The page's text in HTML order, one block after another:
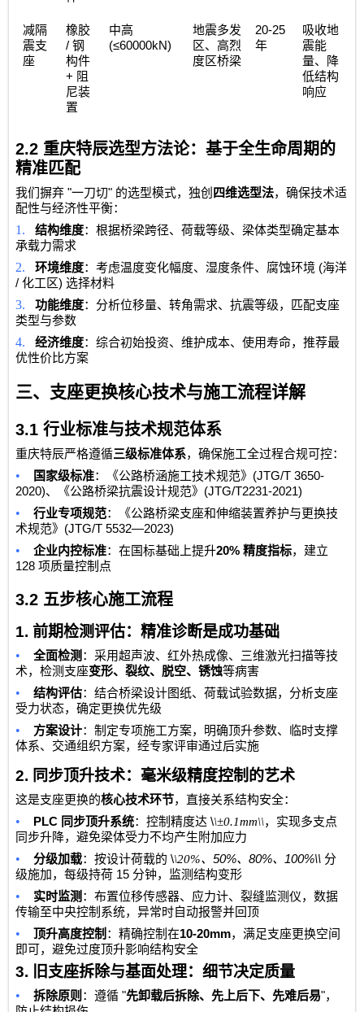
减隔
震支
座
橡胶
/ 钢
构件
+ 阻
尼装
置
中高
(≤60000kN)
地震多发
区、高烈
度区桥梁
20-25
年
吸收地
震能
量、降
低结构
响应
2.2 重庆特辰选型方法论：基于全生命周期的
精准匹配
我们摒弃 "一刀切" 的选型模式，独创 四维选型法，确保技术适
配性与经济性平衡：
1. 结构维度：根据桥梁跨径、荷载等级、梁体类型确定基本
承载力需求
2. 环境维度：考虑温度变化幅度、湿度条件、腐蚀环境 (海洋
/化工区)选择材料
3. 功能维度：分析位移量、转角需求、抗震等级，匹配支座
类型与参数
4. 经济维度：综合初始投资、维护成本、使用寿命，推荐最
优性价比方案
三、支座更换核心技术与施工流程详解
3.1行业标准与技术规范体系
重庆特辰严格遵循三级标准体系，确保施工全过程合规可控：
• 国家级标准：《公路桥涵施工技术规范》 (JTG/T 3650-
2020)、《公路桥梁抗震设计规范》 (JTG/T2231-2021)
•
行业专项规范：《公路桥梁支座和伸缩装置养护与更换技
术规范》 (JTG/T 5532—2023)
•
企业内控标准：在国标基础上提升20%精度指标，建立
128项质量控制点
3.2 五步核心施工流程
1. 前期检测评估：精准诊断是成功基础
• 全面检测 ：采用超声波、红外热成像、三维激光扫描等技
术，检测支座变形、裂纹、脱空、锈蚀等病害
• 结构评估：结合桥梁设计图纸、荷载试验数据，分析支座
受力状态，确定更换优先级
• 方案设计：制定专项施工方案，明确顶升参数、临时支撑
体系、交通组织方案，经专家评审通过后实施
2. 同步顶升技术：毫米级精度控制的艺术
这是支座更换的核心技术环节，直接关系结构安全：
• PLC 同步顶升系统：控制精度达 \\±0.1mm\\，实现多支点
同步升降，避免梁体受力不均产生附加应力
• 分级加载：按设计荷载的 \\20%、50%、80%、100%\\ 分
级施加，每级持荷 15分钟，监测结构变形
• 实时监测 ：布置位移传感器、应力计、裂缝监测仪，数据
传输至中央控制系统，异常时自动报警并回顶
• 顶升高度控制 ：精确控制在10-20mm，满足支座更换空间
即可，避免过度顶升影响结构安全
3. 旧支座拆除与基面处理：细节决定质量
• 拆除原则 ：遵循 "先卸载后拆除、先上后下、先难后易"，